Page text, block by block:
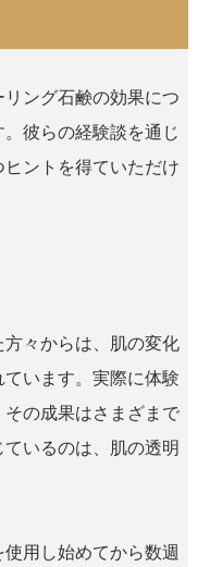
ング石鹸の効果につ
彼らの経験談を通じ
ントを得ていただけ
々からは、肌の変化
います。実際に体験
の成果はさまざまで
いるのは、肌の透明
用し始めてから数週